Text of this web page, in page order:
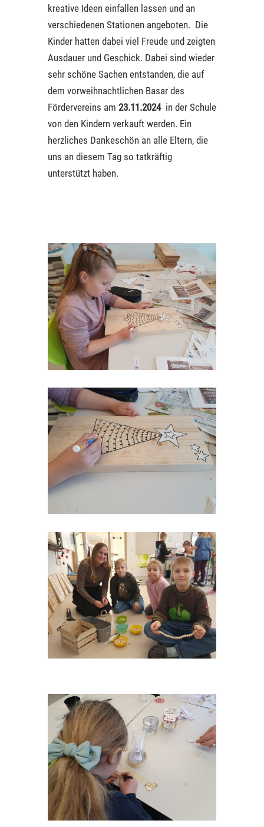
kreative Ideen einfallen lassen und an
verschiedenen Stationen angeboten. Die
Kinder hatten dabei viel Freude und zeigten
Ausdauer und Geschick. Dabei sind wieder
sehr schöne Sachen entstanden, die auf
dem vorweihnachtlichen Basar des
Fördervereins am 23.11.2024 in der Schule
von den Kindern verkauft werden. Ein
herzliches Dankeschön an alle Eltern, die
uns an diesem Tag so tatkräftig
unterstützt haben.